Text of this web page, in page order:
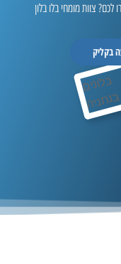
צוות מומחי בלו בלון
בקליק